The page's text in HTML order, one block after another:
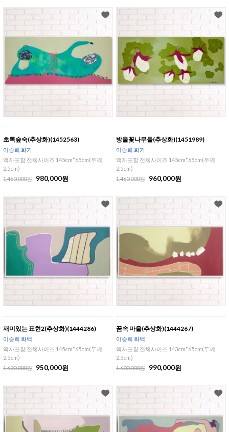
초록숲숙(추상화)(1452563)
이승희 화가
액자포함 전체사이즈 145cm*65cm(두께
2.5cm)
1,460,000원
980,000원
방울꽃나무들(추상화)(1451989)
이승희 화가
액자포함 전체사이즈 145cm*65cm(두께
2.5cm)
1,460,000원
960,000원
재미있는 표현2(추상화)(1444286)
이승희 화백
액자포함 전체사이즈 145cm*65cm(두께
2.5cm)
1,600,000원
950,000원
꿈속 마을(추상화)(1444267)
이승희 화백
액자포함 전체사이즈 143cm*65cm(두께
2.5cm)
1,600,000원
990,000원